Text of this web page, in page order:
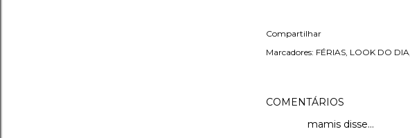
Compartilhar
Marcadores: FÉRIAS LOOK DO DIA
COMENTÁRIOS
mamis disse…